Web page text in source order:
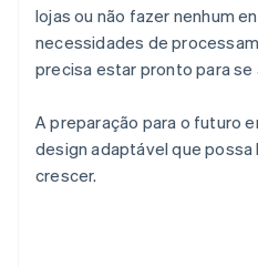
lojas ou não fazer nenhum
necessidades de
precisa estar pronto para se
A preparação para o futuro
design adaptável que possa
crescer.